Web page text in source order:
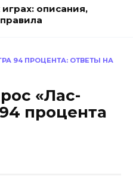
описания,
94 ПРОЦЕНТА: ОТВЕТЫ НА
«Лас-
процента